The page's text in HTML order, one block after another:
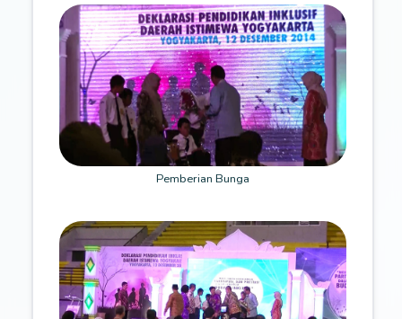
Pemberian Bunga